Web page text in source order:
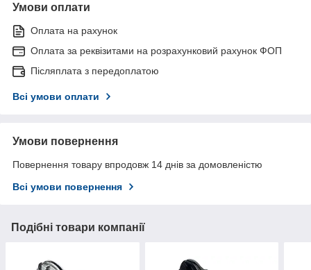
Умови оплати
Оплата на рахунок
Оплата за реквізитами на розрахунковий рахунок ФОП
Післяплата з передоплатою
Всі умови оплати
Умови повернення
Повернення товару впродовж 14 днів за домовленістю
Всі умови повернення
Подібні товари компанії